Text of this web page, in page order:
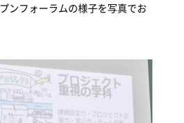
ンフォーラムの様子を写真でお